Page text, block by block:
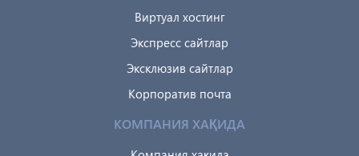
Виртуал хостинг
Экспресс сайтлар
Эксклюзив сайтлар
Корпоратив почта
КОМПАНИЯ ХАҚИДА